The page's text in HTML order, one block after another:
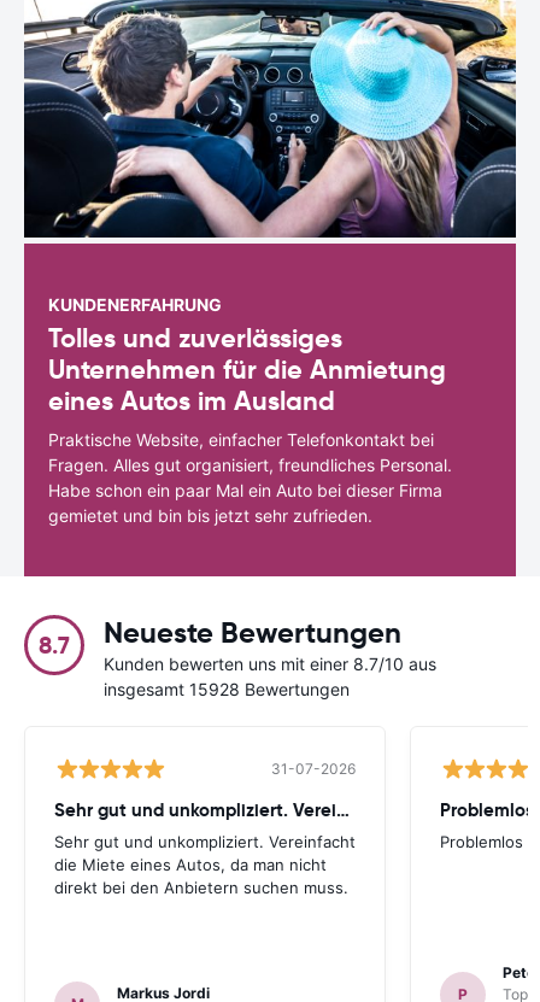
KUNDENERFAHRUNG
Tolles und zuverlässiges
Unternehmen für die Anmietung
eines Autos im Ausland
Praktische Website, einfacher Telefonkontakt bei
Fragen. Alles gut organisiert, freundliches Personal.
Habe schon ein paar Mal ein Auto bei dieser Firma
gemietet und bin bis jetzt sehr zufrieden.
8.7 Neueste Bewertungen
Kunden bewerten uns mit einer 8.7/10 aus
insgesamt 15928 Bewertungen
31-07-2026
Sehr gut und unkompliziert. Vereinfacht
Sehr gut und unkompliziert. Vereinfacht
die Miete eines Autos, da man nicht
direkt bei den Anbietern suchen muss.
Markus Jordi
Problemlos
Problemlos
P